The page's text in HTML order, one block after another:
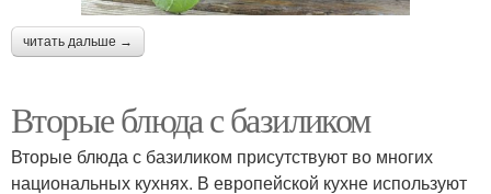
читать дальше →
Вторые блюда с базиликом
Вторые блюда с базиликом присутствуют во многих
национальных кухнях. В европейской кухне используют